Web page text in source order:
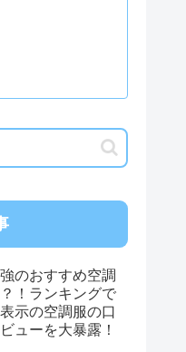
のおすすめ空調
！ランキングで
示の空調服の口
ューを大暴露！